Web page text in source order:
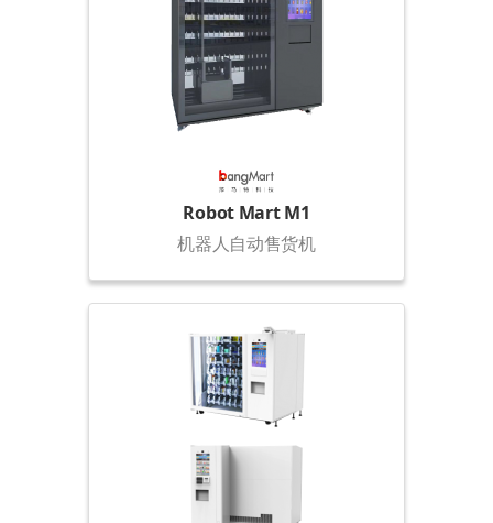
Robot Mart M1
机器人自动售货机